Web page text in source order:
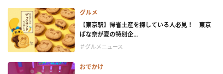
グルメ
【東京駅】帰省土産を探している人必見！ 東京
ばな奈が夏の特別企...
＃グルメニュース
おでかけ